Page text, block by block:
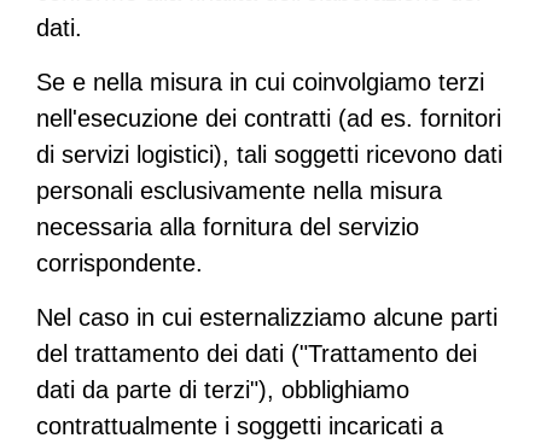
dati.
Se e nella misura in cui coinvolgiamo terzi
nell'esecuzione dei contratti (ad es. fornitori
di servizi logistici), tali soggetti ricevono dati
personali esclusivamente nella misura
necessaria alla fornitura del servizio
corrispondente.
Nel caso in cui esternalizziamo alcune parti
del trattamento dei dati ("Trattamento dei
dati da parte di terzi"), obblighiamo
contrattualmente i soggetti incaricati a